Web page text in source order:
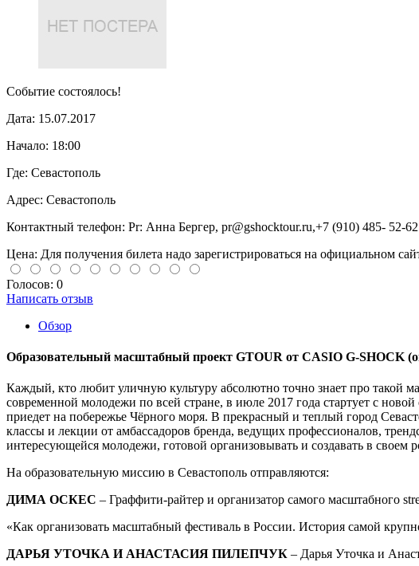
Событие состоялось!
Дата: 15.07.2017
Начало: 18:00
Где: Севастополь
Адрес: Севастополь
Контактный телефон: Pr: Анна Бергер, pr@gshocktour.ru,+7 (910) 485- 52-62
Цена: Для получения билета надо зарегистрироваться на официальном
Голосов: 0
Написать отзыв
Обзор
Образовательный масштабный проект GTOUR от CASIO G-SHOCK
Каждый, кто любит уличную культуру абсолютно точно знает про такой
современной молодежи по всей стране, в июле 2017 года стартует с
приедет на побережье Чёрного моря. В прекрасный и теплый город
классы и лекции от амбассадоров бренда, ведущих профессионалов,
интересующейся молодежи, готовой организовывать и создавать в
На образовательную миссию в Севастополь отправляются:
ДИМА ОСКЕС – Граффити-райтер и организатор самого масштабного
«Как организовать масштабный фестиваль в России. История самой
ДАРЬЯ УТОЧКА И АНАСТАСИЯ ПИЛЕПЧУК – Дарья Уточка и